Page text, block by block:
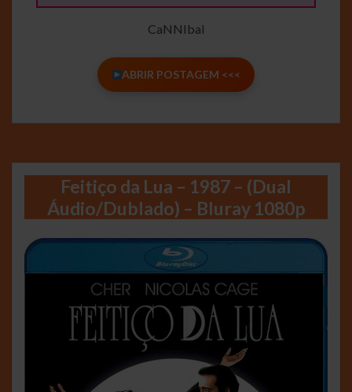
CaNNIbal
ABRIR POSTAGEM <<<
Feitiço da Lua – 1987 – (Dual
Áudio/Dublado) – Bluray 1080p